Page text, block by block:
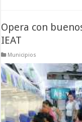
Opera con
IEAT
Municipios